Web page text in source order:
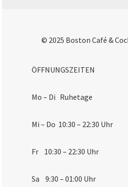
© 2025 Boston Café &
ÖFFNUNGSZEITEN
Mo – Di Ruhetage
Mi – Do 10:30 – 22:30 Uhr
Fr 10:30 – 22:30 Uhr
Sa 9:30 – 01:00 Uhr